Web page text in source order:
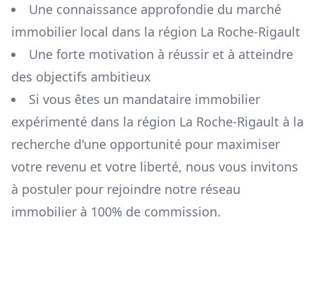
Une connaissance approfondie du marché
immobilier local dans la région La Roche-Rigault
Une forte motivation à réussir et à atteindre
des objectifs ambitieux
Si vous êtes un mandataire immobilier
expérimenté dans la région La Roche-Rigault à la
recherche d'une opportunité pour maximiser
votre revenu et votre liberté, nous vous invitons
à postuler pour rejoindre notre réseau
immobilier à 100% de commission.